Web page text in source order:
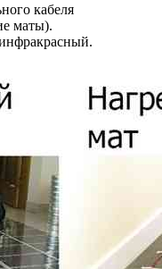
кабеля
маты).